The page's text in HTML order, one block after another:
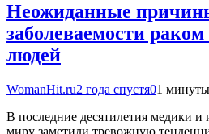
Неожиданные
заболеваемости
людей
WomanHit.ru2 года спустя01 минуты
В последние десятилетия медики и